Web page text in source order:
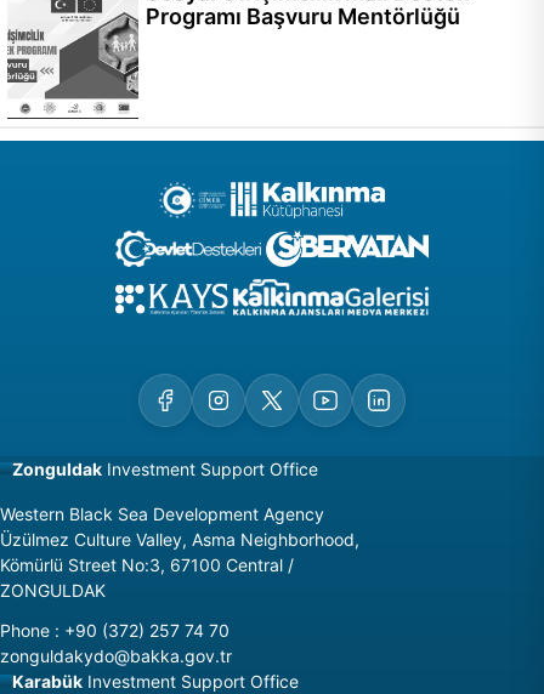
Programı Başvuru Mentörlüğü
Zonguldak Investment Support Office
Western Black Sea Development Agency
Üzülmez Culture Valley, Asma Neighborhood,
Kömürlü Street No:3, 67100 Central /
ZONGULDAK
Phone : +90 (372) 257 74 70
zonguldakydo@bakka.gov.tr
Karabük Investment Support Office